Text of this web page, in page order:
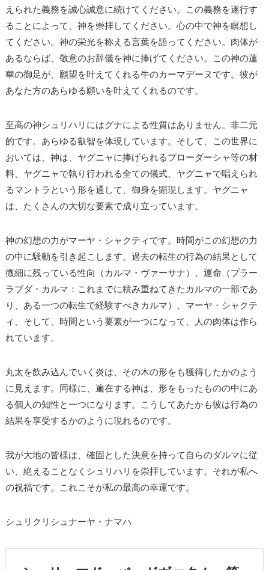
えられた義務を誠心誠意に続けてください。この義務を遂行す
ることによって、神を崇拝してください。心の中で神を瞑想し
てください。神の栄光を称える言葉を語ってください。肉体が
あるならば、敬意のお辞儀を神に捧げてください。この神の蓮
華の御足が、願望を叶えてくれる牛のカーマデーヌです。彼が
あなた方のあらゆる願いを叶えてくれるのです。
至高の神シュリハリにはグナによる性質はありません。非二元
的です。あらゆる叡智を体現しています。そして、この世界に
おいては、神は、ヤグニャに捧げられるプローダーシャ等の材
料、ヤグニャで執り行われる全ての儀式、ヤグニャで唱えられ
るマントラという形を通して、御身を顕現します。ヤグニャ
は、たくさんの大切な要素で成り立っています。
神の幻想の力がマーヤ・シャクティです。時間がこの幻想の力
の中に騒動を引き起こします。過去の転生の行為の結果として
微細に残っている性向（カルマ・ヴァーサナ）、運命（プラー
ラブダ・カルマ：これまでに積み重ねてきたカルマの一部であ
り、ある一つの転生で経験すべきカルマ）、マーヤ・シャクテ
ィ、そして、時間という要素が一つになって、人の肉体は作ら
れています。
丸太を飲み込んでいく炎は、その木の形をも獲得したかのよう
に見えます。同様に、遍在する神は、形をもったものの中にあ
る個人の知性と一つになります。こうしてあたかも彼は行為の
結果を享受するかのように現れるのです。
我が大地の皆様は、確固とした決意を持って自らのダルマに従
い、絶えることなくシュリハリを崇拝しています。それが私へ
の祝福です。これこそが私の最高の幸運です。
シュリクリシュナーヤ・ナマハ